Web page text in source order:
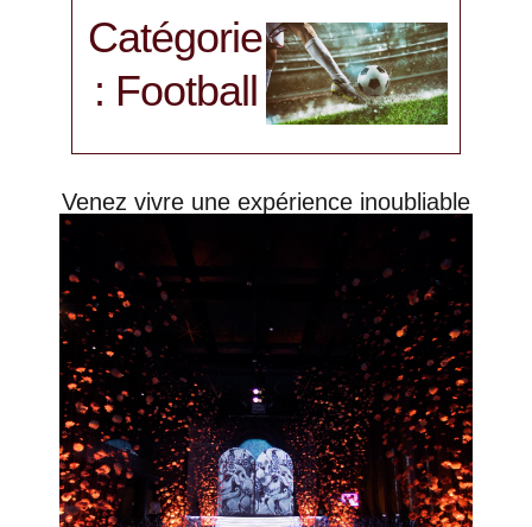
Catégorie
: Football
Venez vivre une expérience inoubliable